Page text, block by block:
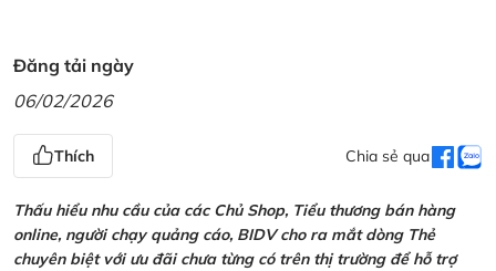
Đăng tải ngày
06/02/2026
Thích Chia sẻ qua
Thấu hiểu nhu cầu của các Chủ Shop, Tiểu thương bán hàng
online, người chạy quảng cáo, BIDV cho ra mắt dòng Thẻ
chuyên biệt với ưu đãi chưa từng có trên thị trường để hỗ trợ